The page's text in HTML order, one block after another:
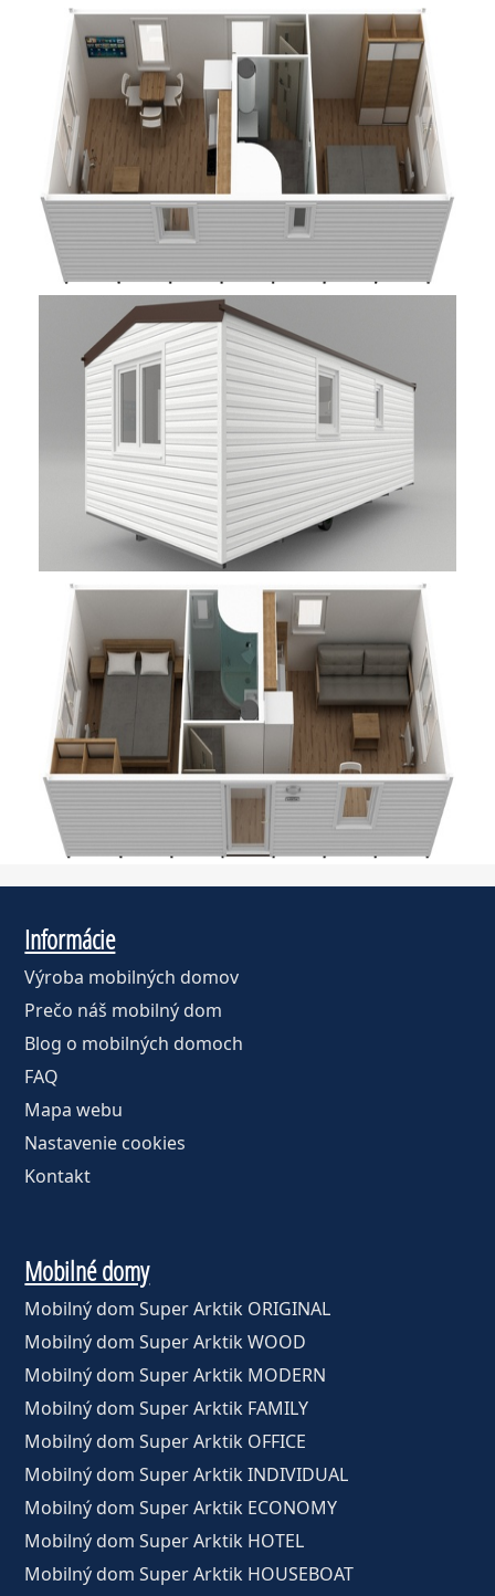
Informácie
Výroba mobilných domov
Prečo náš mobilný dom
Blog o mobilných domoch
FAQ
Mapa webu
Nastavenie cookies
Kontakt
Mobilné domy
Mobilný dom Super Arktik ORIGINAL
Mobilný dom Super Arktik WOOD
Mobilný dom Super Arktik MODERN
Mobilný dom Super Arktik FAMILY
Mobilný dom Super Arktik OFFICE
Mobilný dom Super Arktik INDIVIDUAL
Mobilný dom Super Arktik ECONOMY
Mobilný dom Super Arktik HOTEL
Mobilný dom Super Arktik HOUSEBOAT